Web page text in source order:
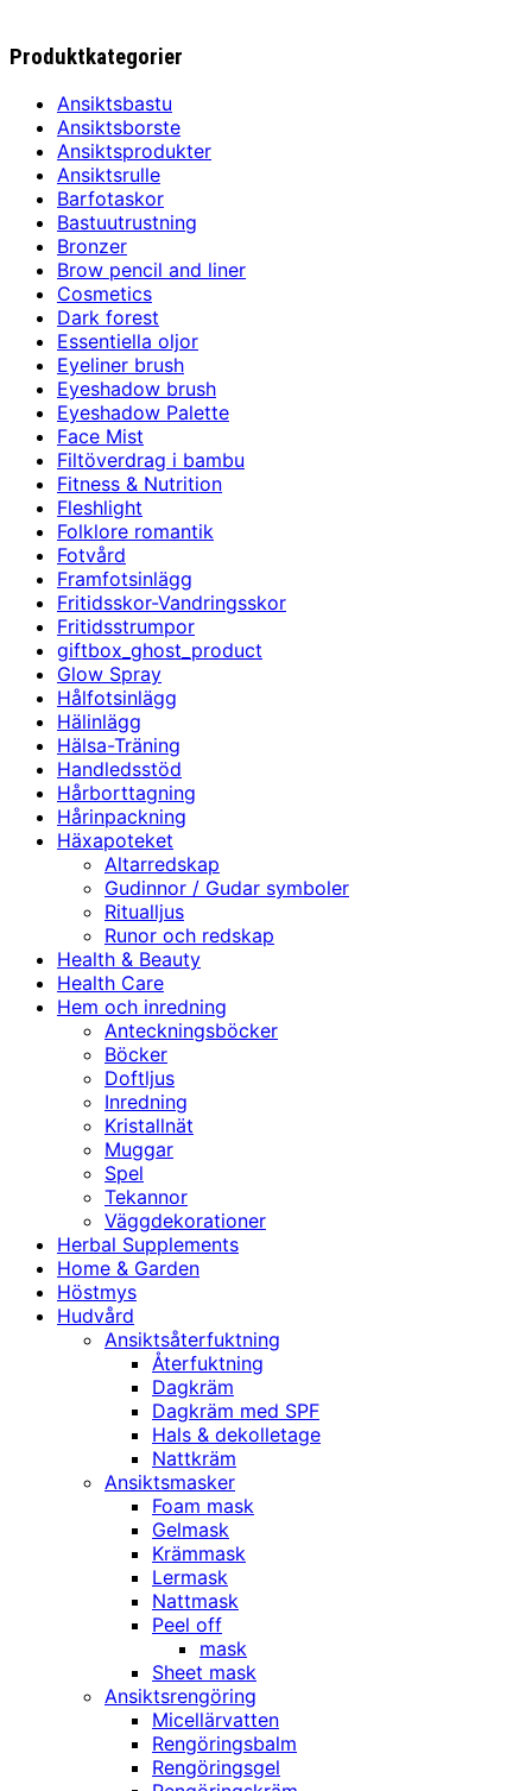
449,00 kr.
Produktkategorier
Ansiktsbastu
Ansiktsborste
Ansiktsprodukter
Ansiktsrulle
Barfotaskor
Bastuutrustning
Bronzer
Brow pencil and liner
Cosmetics
Dark forest
Essentiella oljor
Eyeliner brush
Eyeshadow brush
Eyeshadow Palette
Face Mist
Filtöverdrag i bambu
Fitness & Nutrition
Fleshlight
Folklore romantik
Fotvård
Framfotsinlägg
Fritidsskor-Vandringsskor
Fritidsstrumpor
giftbox_ghost_product
Glow Spray
Hålfotsinlägg
Hälinlägg
Hälsa-Träning
Handledsstöd
Hårborttagning
Hårinpackning
Häxapoteket
Altarredskap
Gudinnor / Gudar symboler
Ritualljus
Runor och redskap
Health & Beauty
Health Care
Hem och inredning
Anteckningsböcker
Böcker
Doftljus
Inredning
Kristallnät
Muggar
Spel
Tekannor
Väggdekorationer
Herbal Supplements
Home & Garden
Höstmys
Hudvård
Ansiktsåterfuktning
Återfuktning
Dagkräm
Dagkräm med SPF
Hals & dekolletage
Nattkräm
Ansiktsmasker
Foam mask
Gelmask
Krämmask
Lermask
Nattmask
Peel off
mask
Sheet mask
Ansiktsrengöring
Micellärvatten
Rengöringsbalm
Rengöringsgel